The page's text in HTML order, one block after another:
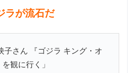
ラが流石だ
子さん 『ゴジラ キング・オ
観に行く」